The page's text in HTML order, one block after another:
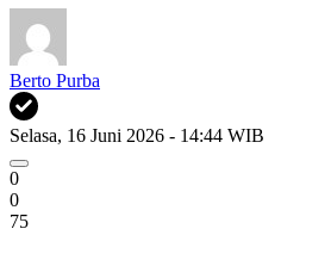
Berto Purba
Selasa, 16 Juni 2026 - 14:44 WIB
0
0
75